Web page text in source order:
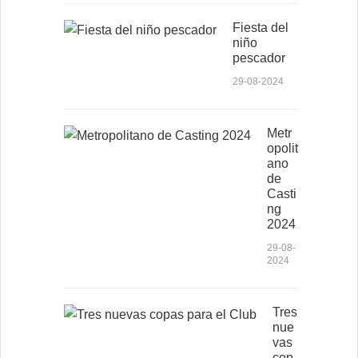
Fiesta del
niño
pescador
29-08-2024
Metr
opolit
ano
de
Casti
ng
2024
29-08-
2024
Tres
nue
vas